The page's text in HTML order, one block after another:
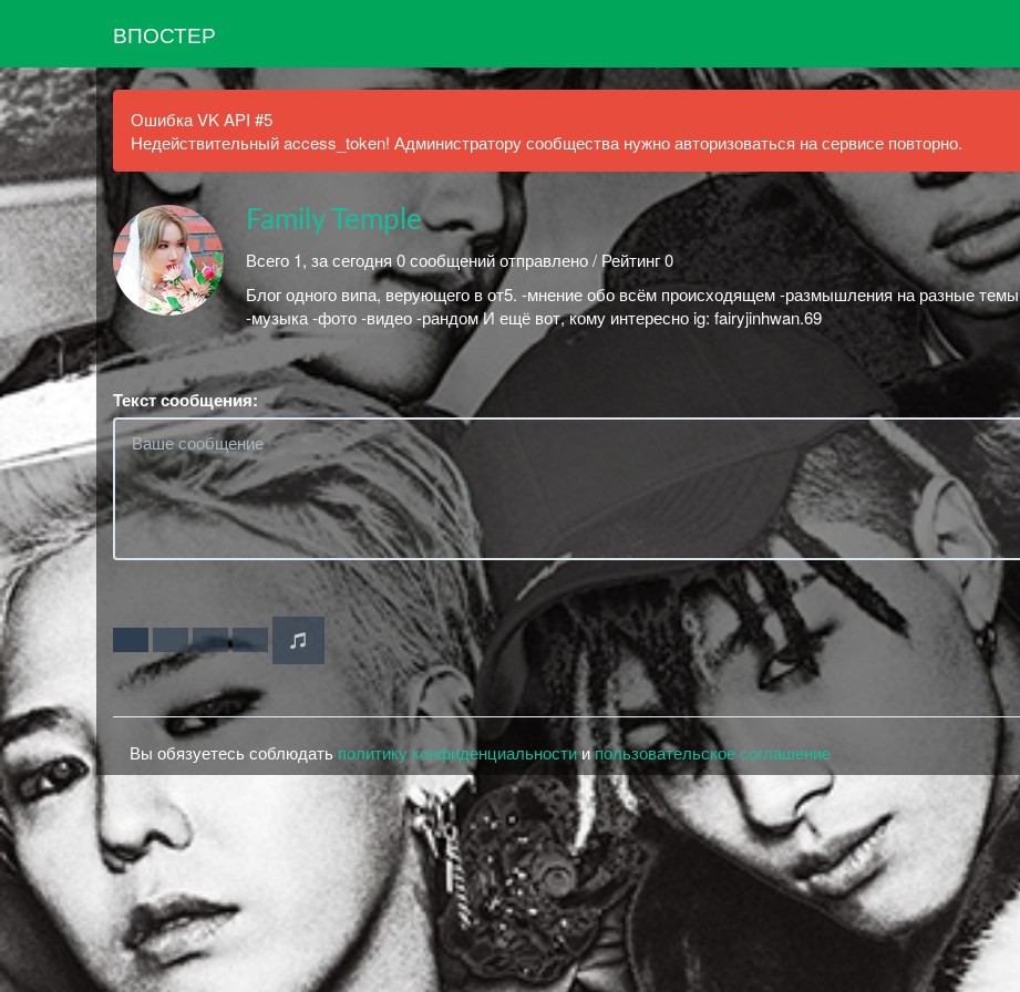
ВПОСТЕР
Ошибка VK API #5
Недействительный access_token! Администратору сообщества нужно авторизоваться на сервисе повторно.
Family Temple
Всего 1, за сегодня 0 сообщений отправлено / Рейтинг 0
Блог одного випа, верующего в от5. -мнение обо всём происходящем -размышления на разные темы
-музыка -фото -видео -рандом И ещё вот, кому интересно ig: fairyjinhwan.69
Текст сообщения:
Вы обязуетесь соблюдать политику конфиденциальностиипользовательское соглашение